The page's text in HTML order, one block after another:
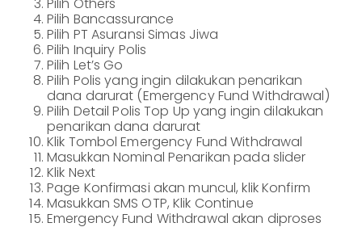
Lainnya
Informasi
Nasabah
Hubungan
Investor
Karir
Kantor
Pilih Bancassurance
Pilih PT Asuransi Simas Jiwa
Pilih Inquiry Polis
Pilih Let’s Go
Pilih Polis yang ingin dilakukan penarikan
dana darurat (Emergency Fund Withdrawal)
Pilih Detail Polis Top Up yang ingin dilakukan
penarikan dana darurat
Klik Tombol Emergency Fund Withdrawal
Masukkan Nominal Penarikan pada slider
Klik Next
Page Konfirmasi akan muncul, klik Konfirm
Masukkan SMS OTP, Klik Continue
Emergency Fund Withdrawal akan diproses